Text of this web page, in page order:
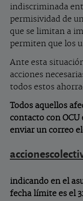
indiscriminada
permisividad de
que se limitan a
permiten que los
Ante esta
acciones
todos estos
Todos aquellos
contacto con
enviar un correo
indicando en el
fecha límite es el